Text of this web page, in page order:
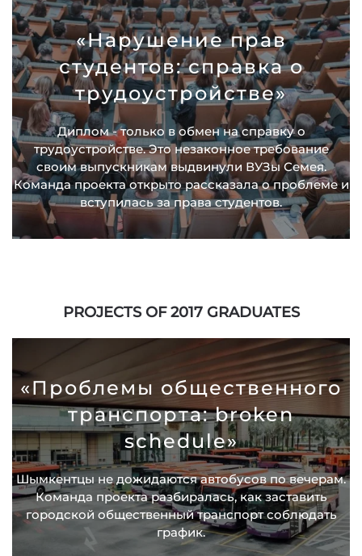
«Нарушение прав
студентов: справка о
трудоустройстве»
Диплом - только в обмен на справку о
трудоустройстве. Это незаконное требование
своим выпускникам выдвинули ВУЗы Семея.
Команда проекта открыто рассказала о проблеме и
вступилась за права студентов.
PROJECTS OF 2017 GRADUATES
«Проблемы общественного
транспорта: broken
schedule»
Шымкентцы не дожидаются автобусов по вечерам.
Команда проекта разбиралась, как заставить
городской общественный транспорт соблюдать
график.